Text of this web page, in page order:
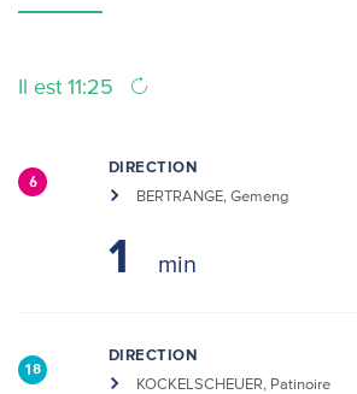
Il est 11:25
6
DIRECTION
BERTRANGE, Gemeng
1
18
DIRECTION
KOCKELSCHEUER, Patinoire